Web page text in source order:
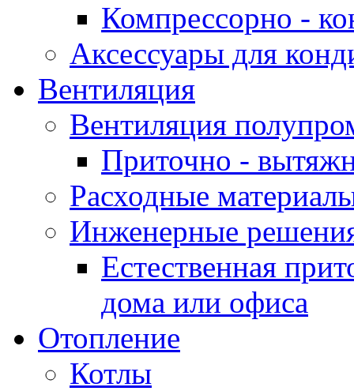
Компрессорно -
Аксессуары для
Вентиляция
Вентиляция
Приточно -
Расходные
Инженерные
Естественная
дома или офиса
Отопление
Котлы